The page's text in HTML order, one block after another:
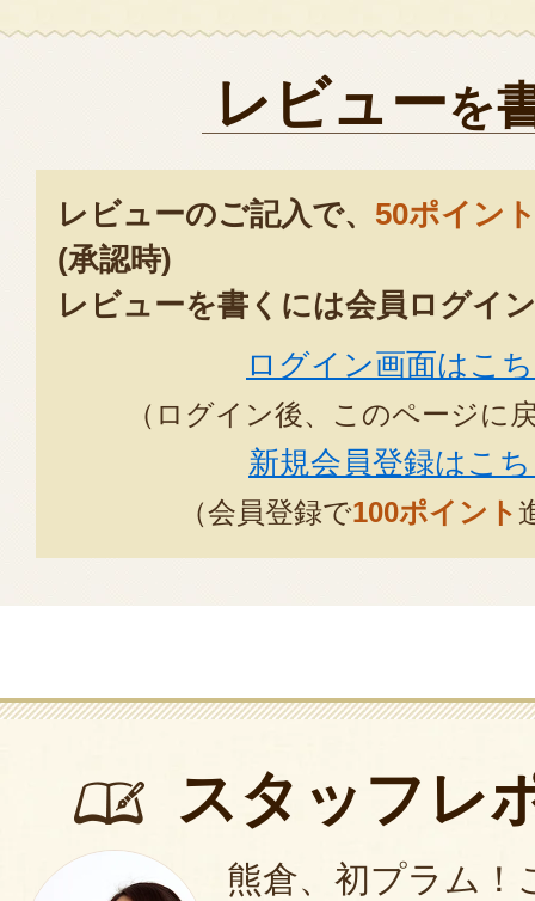
レビューを
レビューのご記入で、 50ポイン
(承認時)
レビューを書くには会員ログイ
ログイン画面はこ
（ログイン後、このページに
新規会員登録はこ
（会員登録で100ポイント
スタッフレ
熊倉、初プラム！